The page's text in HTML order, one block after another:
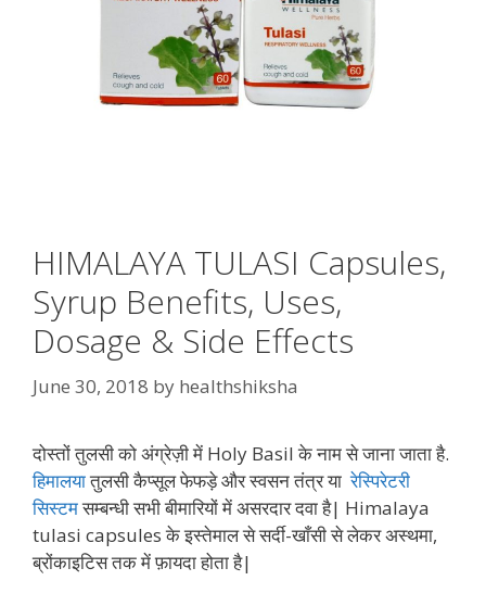
HIMALAYA TULASI Capsules,
Syrup Benefits, Uses,
Dosage & Side Effects
June 30, 2018 by healthshiksha
दोस्तों तुलसी को अंग्रेज़ी में Holy Basil के नाम से जाना जाता है.
हिमालयातुलसी कैप्सूल फेफड़े और स्वसन तंत्र यारेस्पिरेटरी
सिस्टमसम्बन्धी सभी बीमारियों में असरदार दवा है| Himalaya
tulasi capsules के इस्तेमाल से सर्दी-खाँसी से लेकर अस्थमा,
ब्रोंकाइटिस तक में फ़ायदा होता है|